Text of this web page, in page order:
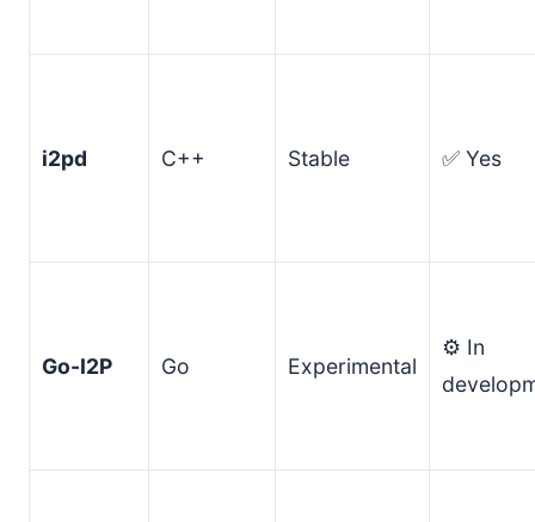
i2pd C++ Stable ✅ Yes
Go-I2P Go Experimental
⚙️ In